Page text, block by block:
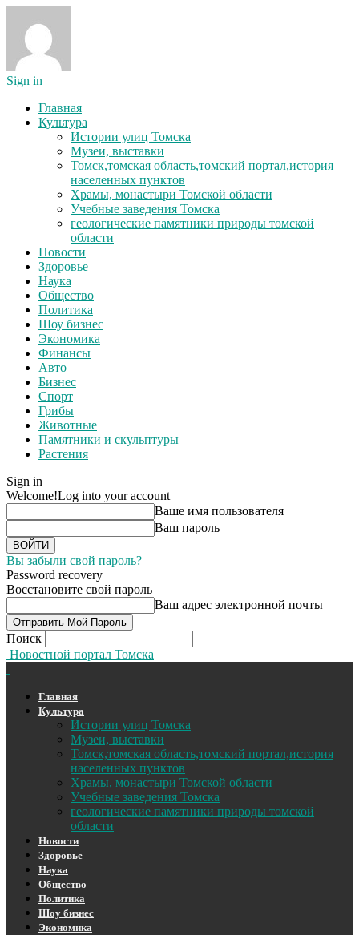
Sign in
Главная
Культура
Истории улиц Томска
Музеи, выставки
Томск,томская область,томский портал,история
населенных пунктов
Храмы, монастыри Томской области
Учебные заведения Томска
геологические памятники природы томской
области
Новости
Здоровье
Наука
Общество
Политика
Шоу бизнес
Экономика
Финансы
Авто
Бизнес
Спорт
Грибы
Животные
Памятники и скульптуры
Растения
Sign in
Welcome!Log into your account
Ваше имя пользователя
Ваш пароль
Вы забыли свой пароль?
Password recovery
Восстановите свой пароль
Ваш адрес электронной почты
Поиск
Новостной портал Томска
Главная
Культура
Истории улиц Томска
Музеи, выставки
Томск,томская область,томский портал,история
населенных пунктов
Храмы, монастыри Томской области
Учебные заведения Томска
геологические памятники природы томской
области
Новости
Здоровье
Наука
Общество
Политика
Шоу бизнес
Экономика